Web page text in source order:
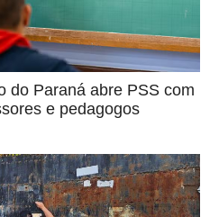
do Paraná abre PSS com
e pedagogos